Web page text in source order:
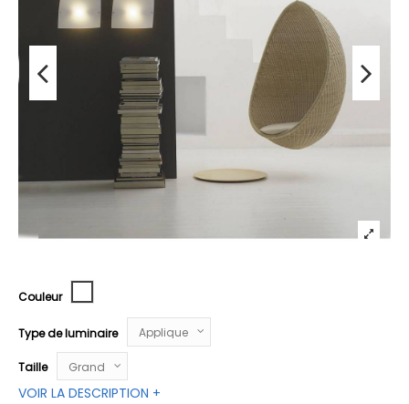
Couleur
Type de luminaire
Taille
VOIR LA DESCRIPTION +